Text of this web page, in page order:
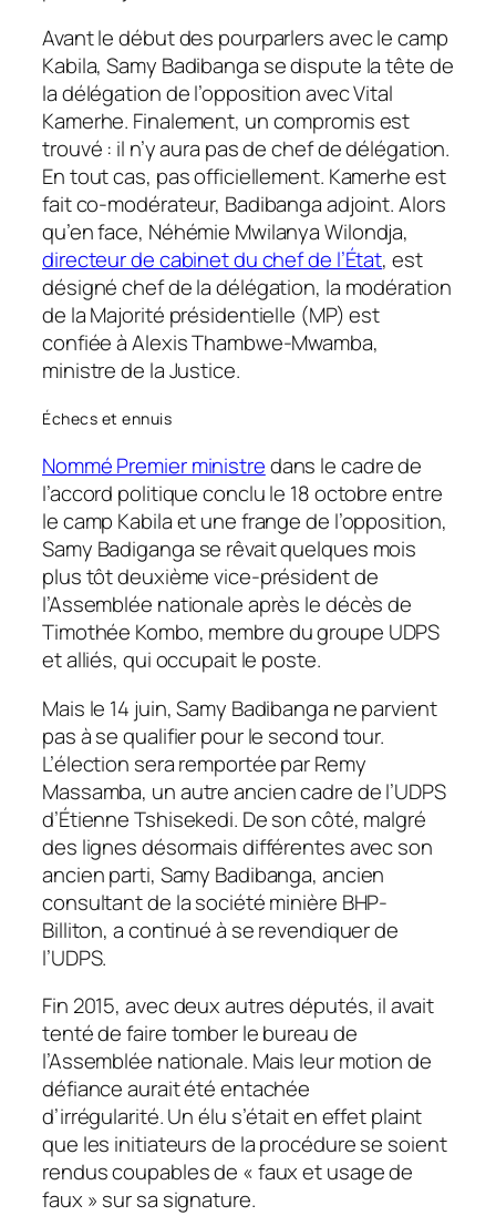
Avant le début des pourparlers avec le camp
Kabila, Samy Badibanga se dispute la tête de
la délégation de l’opposition avec Vital
Kamerhe. Finalement, un compromis est
trouvé : il n’y aura pas de chef de délégation.
En tout cas, pas officiellement. Kamerhe est
fait co-modérateur, Badibanga adjoint. Alors
qu’en face, Néhémie Mwilanya Wilondja,
directeur de cabinet du chef de l’État, est
désigné chef de la délégation, la modération
de la Majorité présidentielle (MP) est
confiée à Alexis Thambwe-Mwamba,
ministre de la Justice.
Échecs et ennuis
Nommé Premier ministredans le cadre de
l’accord politique conclu le 18 octobre entre
le camp Kabila et une frange de l’opposition,
Samy Badiganga se rêvait quelques mois
plus tôt deuxième vice-président de
l’Assemblée nationale après le décès de
Timothée Kombo, membre du groupe UDPS
et alliés, qui occupait le poste.
Mais le 14 juin, Samy Badibanga ne parvient
pas à se qualifier pour le second tour.
L’élection sera remportée par Remy
Massamba, un autre ancien cadre de l’UDPS
d’Étienne Tshisekedi. De son côté, malgré
des lignes désormais différentes avec son
ancien parti, Samy Badibanga, ancien
consultant de la société minière BHP-
Billiton, a continué à se revendiquer de
l’UDPS.
Fin 2015, avec deux autres députés, il avait
tenté de faire tomber le bureau de
l’Assemblée nationale. Mais leur motion de
défiance aurait été entachée
d’irrégularité. Un élu s’était en effet plaint
que les initiateurs de la procédure se soient
rendus coupables de « faux et usage de
faux » sur sa signature.